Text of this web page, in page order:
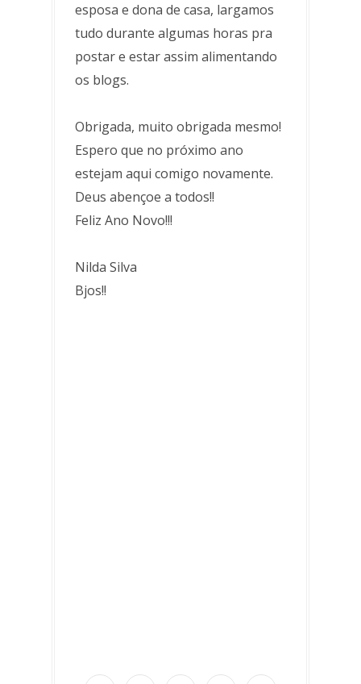
esposa e dona de casa, largamos
tudo durante algumas horas pra
postar e estar assim alimentando
os blogs.
Obrigada, muito obrigada mesmo!
Espero que no próximo ano
estejam aqui comigo novamente.
Deus abençoe a todos!!
Feliz Ano Novo!!!
Nilda Silva
Bjos!!